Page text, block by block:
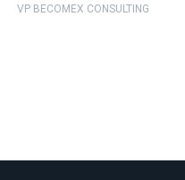
VP BECOMEX CONSULTING